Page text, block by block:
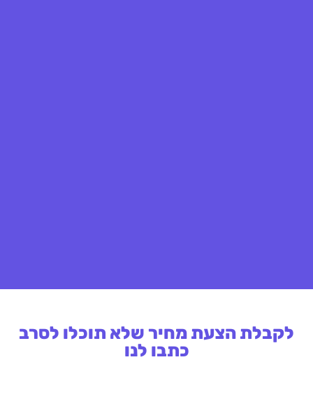
לקבלת הצעת מחיר שלא תוכלו לסרב
כתבו לנו